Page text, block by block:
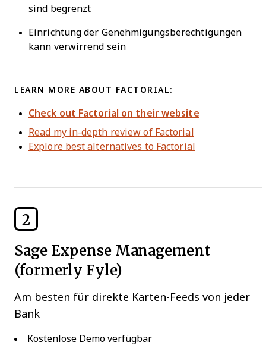
sind begrenzt
Einrichtung der Genehmigungsberechtigungen
kann verwirrend sein
LEARN MORE ABOUT FACTORIAL:
Check out Factorial on their website
Read my in-depth review of Factorial
Explore best alternatives to Factorial
2
Sage Expense Management
(formerly Fyle)
Am besten für direkte Karten-Feeds von jeder
Bank
Kostenlose Demo verfügbar